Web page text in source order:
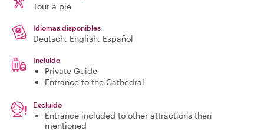
Tour a pie
Idiomas disponibles
Deutsch, English, Español
Incluido
Private Guide
Entrance to the Cathedral
Excluido
Entrance included to other attractions then
mentioned